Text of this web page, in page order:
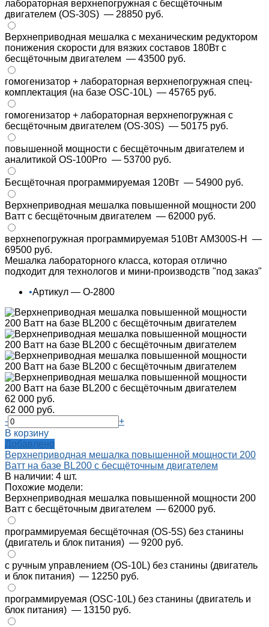
лабораторная верхнепогружная с бесщёточным
двигателем (OS-30S) — 28850 руб.
Верхнеприводная мешалка с механическим редуктором
понижения скорости для вязких составов 180Вт с
бесщёточным двигателем — 43500 руб.
гомогенизатор + лабораторная верхнепогружная спец-
комплектация (на базе OSC-10L) — 45765 руб.
гомогенизатор + лабораторная верхнепогружная с
бесщёточным двигателем (OS-30S) — 50175 руб.
повышенной мощности с бесщёточным двигателем и
аналитикой OS-100Pro — 53700 руб.
Бесщёточная программируемая 120Вт — 54900 руб.
Верхнеприводная мешалка повышенной мощности 200
Ватт с бесщёточным двигателем — 62000 руб.
верхнепогружная программируемая 510Вт AM300S-H
—
69500 руб.
Мешалка лабораторного класса, которая отлично
подходит для технологов и мини-производств "под заказ"
•Артикул — О-2800
62 000 руб.
62 000 руб.
-
+
В корзину
Добавлено
Верхнеприводная мешалка повышенной мощности 200
Ватт на базе BL200 с бесщёточным двигателем
В наличии: 4 шт.
Похожие модели:
Верхнеприводная мешалка повышенной мощности 200
Ватт с бесщёточным двигателем — 62000 руб.
программируемая бесщёточная (OS-5S) без станины
(двигатель и блок питания) — 9200 руб.
с ручным управлением (OS-10L) без станины (двигатель
и блок питания) — 12250 руб.
программируемая (OSC-10L) без станины (двигатель и
блок питания) — 13150 руб.